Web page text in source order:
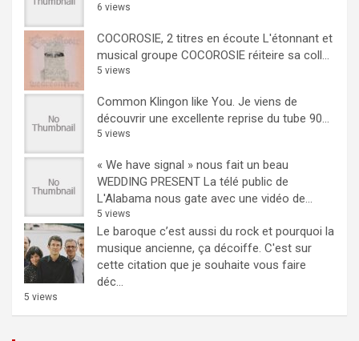
6 views
COCOROSIE, 2 titres en écoute L'étonnant et
musical groupe COCOROSIE réiteire sa coll...
5 views
Common Klingon like You. Je viens de
découvrir une excellente reprise du tube 90...
5 views
« We have signal » nous fait un beau
WEDDING PRESENT La télé public de
L'Alabama nous gate avec une vidéo de...
5 views
Le baroque c’est aussi du rock et pourquoi la
musique ancienne, ça décoiffe. C'est sur
cette citation que je souhaite vous faire
déc...
5 views